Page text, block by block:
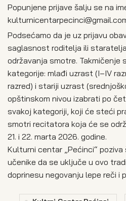
Popunjene prijave šalju se na
Podsećamo da je uz prijavu
saglasnost roditelja ili
održavanja smotre. Takmičenje
kategorije: mlađi uzrast (I–IV
razred) i stariji uzrast
opštinskom nivou izabrati po
svakoj kategoriji, koji će steći
smotri recitatora koja će se
21. i 22. marta 2026. godine.
Kulturni centar „Pećinci“
učenike da se uključe u ovo
doprinesu negovanju lepe reči i